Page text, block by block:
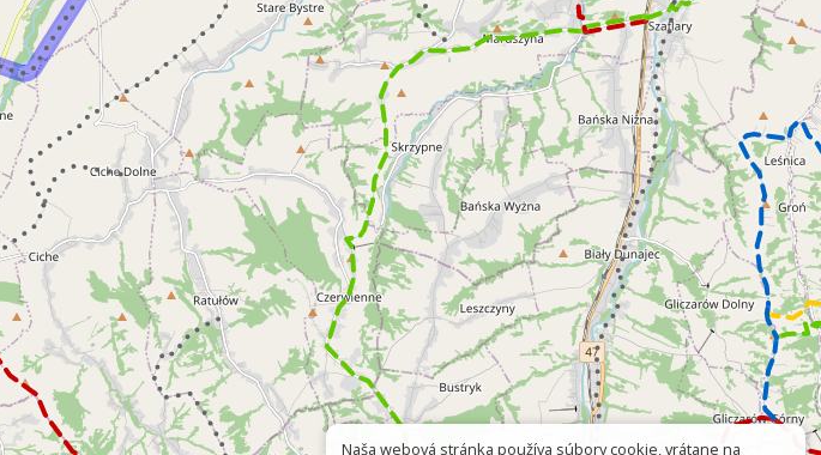
Naša webová stránka používa súbory cookie, vrátane na